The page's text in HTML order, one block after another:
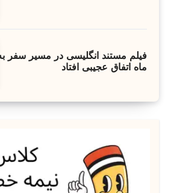
فیلم مستند انگلیسی در مسیر سفر
ماه اتفاق عجیبی افتاد